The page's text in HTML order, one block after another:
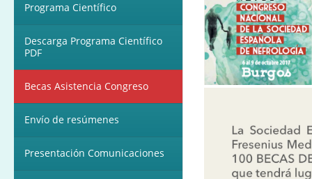
Programa Científico
Descarga Programa Científico
PDF
Becas Asistencia Congreso
Envío de resúmenes
Presentación Comunicaciones